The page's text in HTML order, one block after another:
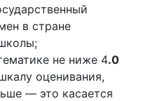
в стране
не ниже 4.0
оценивания,
— это касается